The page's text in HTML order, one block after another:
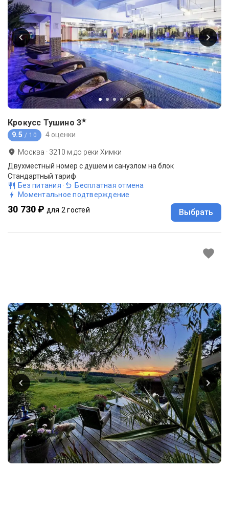
Крокусс Тушино 3★
9.5 / 10 4 оценки
Москва · 3210 м до реки Химки
Двухместный номер с душем и санузлом на блок
Стандартный тариф
Без питания ·
Бесплатная отмена
Моментальное подтверждение
30 730 ₽ для 2 гостей Выбрать